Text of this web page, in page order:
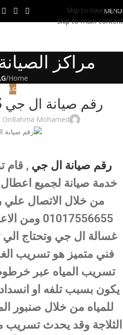
Skip to navigation
Skip to main content
MENU
مراكز
Home
/
LG
رقم صيانة ال جي 01017556655
Rahma MohamedOn أكتوبر 26, 2022
رقم صيانة ال جي , قام
خدمة صيانة لجميع
من خلال الاتصال
غسالة ال جي وتحتاج
فني متميز هو تسريب
تسريب المياه عبر
يكون بسبب تلفه او
للمياه من خلال صنبور
الثلاجة وقد يحدث